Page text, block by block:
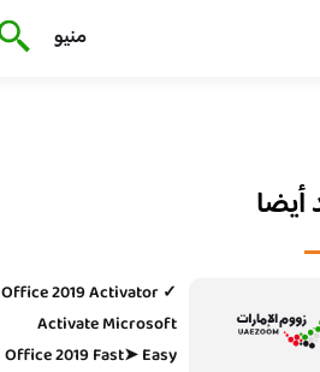
منيو
Office 2019 Activator ✓
Activate Microsoft
Office 2019 Fast➤ Easy